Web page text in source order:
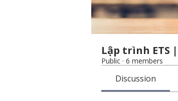
Lập trình ETS
Public · 6 members
Discussion